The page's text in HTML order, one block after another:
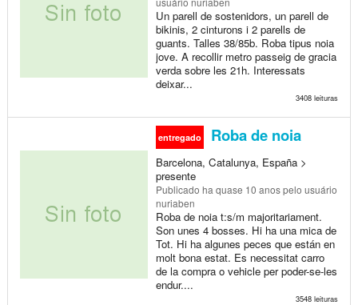
Un parell de sostenidors, un parell de
bikinis, 2 cinturons i 2 parells de
guants. Talles 38/85b. Roba tipus noia
jove. A recollir metro passeig de gracia
verda sobre les 21h. Interessats
deixar...
3408 leituras
entregado Roba de noia
Barcelona, Catalunya, España >
presente
Publicado ha quase 10 anospelo usuário
nuriaben
Roba de noia t:s/m majoritariament.
Son unes 4 bosses. Hi ha una mica de
Tot. Hi ha algunes peces que están en
molt bona estat. Es necessitat carro
de la compra o vehicle per poder-se-les
endur....
3548 leituras